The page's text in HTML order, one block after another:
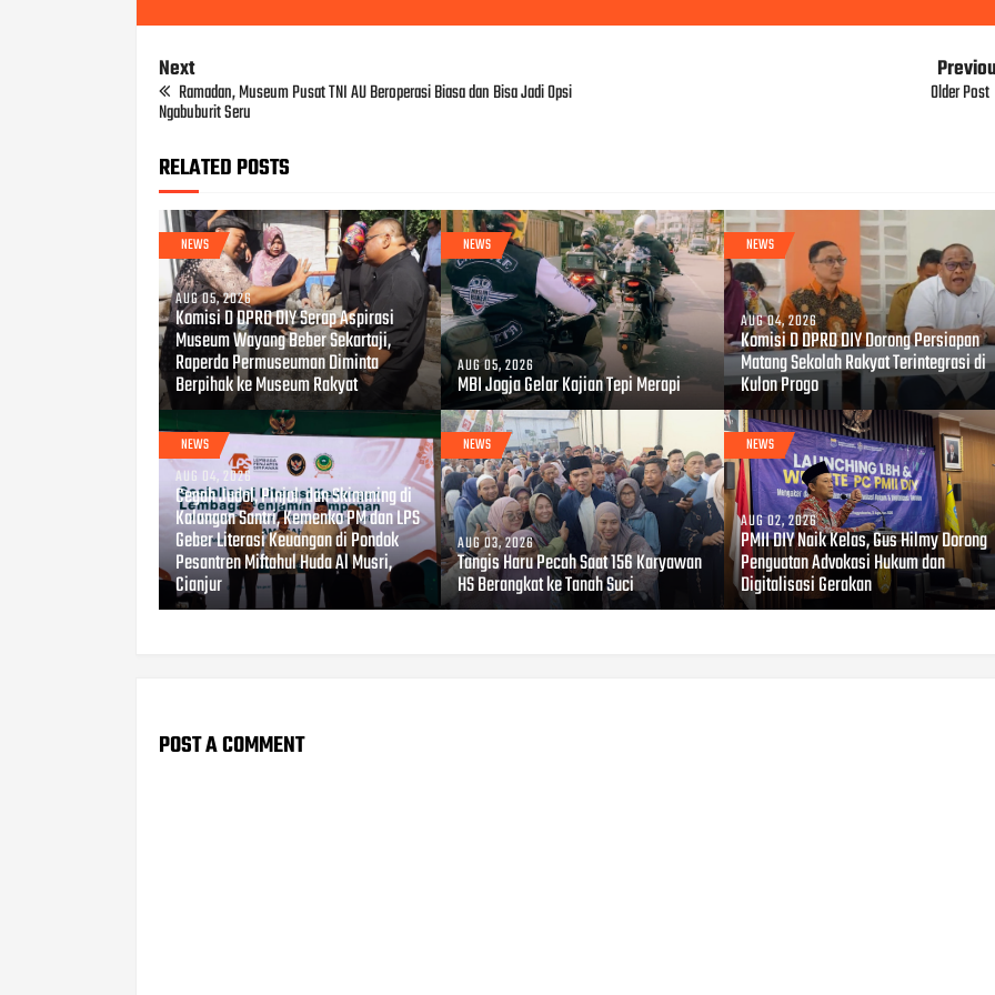
Next
Ramadan, Museum Pusat TNI AU Beroperasi Biasa dan Bisa Jadi Opsi
Ngabuburit Seru
Older Post
RELATED POSTS
NEWS
AUG 05, 2026
Komisi D DPRD DIY Serap Aspirasi
Museum Wayang Beber Sekartaji,
Raperda Permuseuman Diminta
Berpihak ke Museum Rakyat
NEWS
AUG 05, 2026
MBI Jogja Gelar Kajian Tepi Merapi
NEWS
AUG 04, 2026
Komisi D DPRD DIY Dorong Persiapan
Matang Sekolah Rakyat Terintegrasi di
Kulon Progo
NEWS
AUG 04, 2026
Cegah Judol, Pinjol, dan Skimming di
Kalangan Santri, Kemenko PM dan LPS
Geber Literasi Keuangan di Pondok
Pesantren Miftahul Huda Al Musri,
Cianjur
NEWS
AUG 03, 2026
Tangis Haru Pecah Saat 156 Karyawan
HS Berangkat ke Tanah Suci
NEWS
AUG 02, 2026
PMII DIY Naik Kelas, Gus Hilmy Dorong
Penguatan Advokasi Hukum dan
Digitalisasi Gerakan
POST A COMMENT